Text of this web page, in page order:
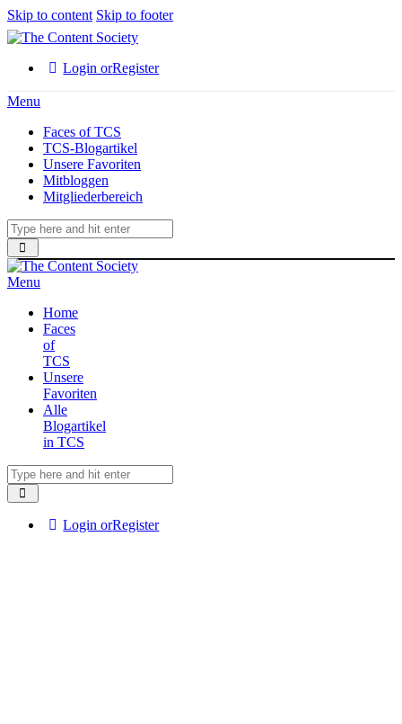
Skip to content Skip to footer
Login orRegister
Menu
Faces of TCS
TCS-Blogartikel
Unsere Favoriten
Mitbloggen
Mitgliederbereich
Menu
Home
Faces
of
TCS
Unsere
Favoriten
Alle
Blogartikel
in TCS
Login orRegister